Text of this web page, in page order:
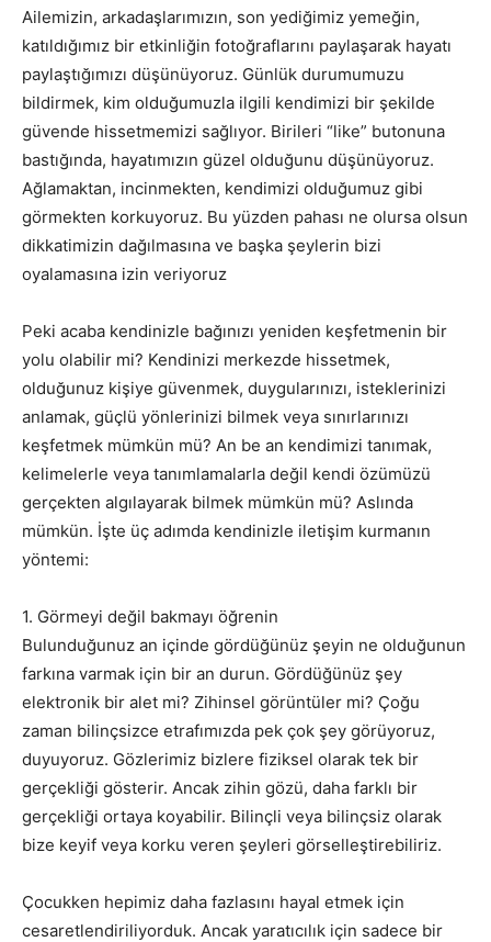
Ailemizin, arkadaşlarımızın, son yediğimiz yemeğin,
katıldığımız bir etkinliğin fotoğraflarını paylaşarak hayatı
paylaştığımızı düşünüyoruz. Günlük durumumuzu
bildirmek, kim olduğumuzla ilgili kendimizi bir şekilde
güvende hissetmemizi sağlıyor. Birileri “like” butonuna
bastığında, hayatımızın güzel olduğunu düşünüyoruz.
Ağlamaktan, incinmekten, kendimizi olduğumuz gibi
görmekten korkuyoruz. Bu yüzden pahası ne olursa olsun
dikkatimizin dağılmasına ve başka şeylerin bizi
oyalamasına izin veriyoruz
Peki acaba kendinizle bağınızı yeniden keşfetmenin bir
yolu olabilir mi? Kendinizi merkezde hissetmek,
olduğunuz kişiye güvenmek, duygularınızı, isteklerinizi
anlamak, güçlü yönlerinizi bilmek veya sınırlarınızı
keşfetmek mümkün mü? An be an kendimizi tanımak,
kelimelerle veya tanımlamalarla değil kendi özümüzü
gerçekten algılayarak bilmek mümkün mü? Aslında
mümkün. İşte üç adımda kendinizle iletişim kurmanın
yöntemi:
1. Görmeyi değil bakmayı öğrenin
Bulunduğunuz an içinde gördüğünüz şeyin ne olduğunun
farkına varmak için bir an durun. Gördüğünüz şey
elektronik bir alet mi? Zihinsel görüntüler mi? Çoğu
zaman bilinçsizce etrafımızda pek çok şey görüyoruz,
duyuyoruz. Gözlerimiz bizlere fiziksel olarak tek bir
gerçekliği gösterir. Ancak zihin gözü, daha farklı bir
gerçekliği ortaya koyabilir. Bilinçli veya bilinçsiz olarak
bize keyif veya korku veren şeyleri görselleştirebiliriz.
Çocukken hepimiz daha fazlasını hayal etmek için
cesaretlendiriliyorduk. Ancak yaratıcılık için sadece bir